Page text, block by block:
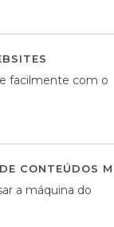
facilmente com o
CONTEÚDOS
a máquina do